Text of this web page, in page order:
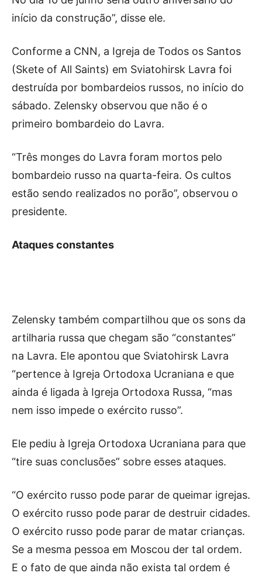
início da construção”, disse ele.
Conforme a CNN, a Igreja de Todos os Santos
(Skete of All Saints) em Sviatohirsk Lavra foi
destruída por bombardeios russos, no início do
sábado. Zelensky observou que não é o
primeiro bombardeio do Lavra.
“Três monges do Lavra foram mortos pelo
bombardeio russo na quarta-feira. Os cultos
estão sendo realizados no porão”, observou o
presidente.
Ataques constantes
Zelensky também compartilhou que os sons da
artilharia russa que chegam são “constantes”
na Lavra. Ele apontou que Sviatohirsk Lavra
“pertence à Igreja Ortodoxa Ucraniana e que
ainda é ligada à Igreja Ortodoxa Russa, “mas
nem isso impede o exército russo”.
Ele pediu à Igreja Ortodoxa Ucraniana para que
“tire suas conclusões” sobre esses ataques.
“O exército russo pode parar de queimar igrejas.
O exército russo pode parar de destruir cidades.
O exército russo pode parar de matar crianças.
Se a mesma pessoa em Moscou der tal ordem.
E o fato de que ainda não exista tal ordem é